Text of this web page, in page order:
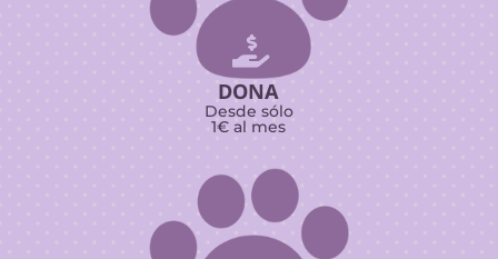

DONA
Desde sólo
1€ al mes